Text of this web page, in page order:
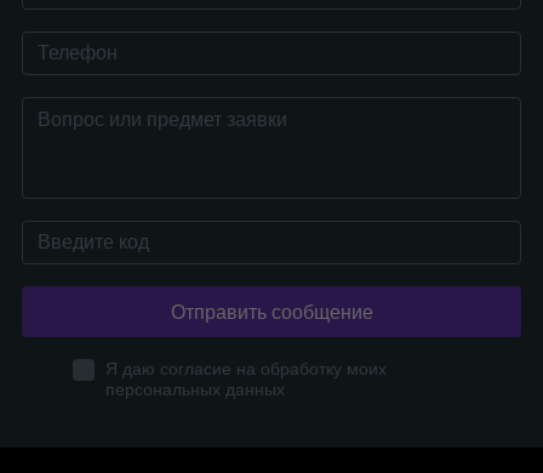
Отправить сообщение
Я даю согласие на обработку моих
персональных данных